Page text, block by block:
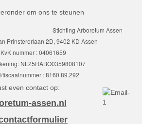
om ons te steunen
Stichting Arboretum Assen
Prinstererlaan 2D, 9402 KD Assen
KvK nummer : 04061659
NL25RABO0359808107
fiscaalnummer : 8160.89.292
even contact op:
assen.nl